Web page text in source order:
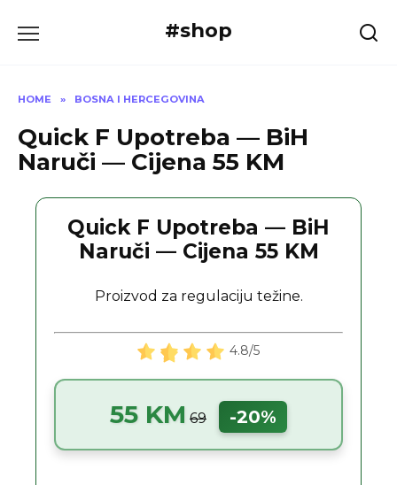
#shop
HOME » BOSNA I HERCEGOVINA
Quick F Upotreba — BiH
Naruči — Cijena 55 KM
Quick F Upotreba — BiH
Naruči — Cijena 55 KM
Proizvod za regulaciju težine.
4.8/5
55 KM 69 -20%